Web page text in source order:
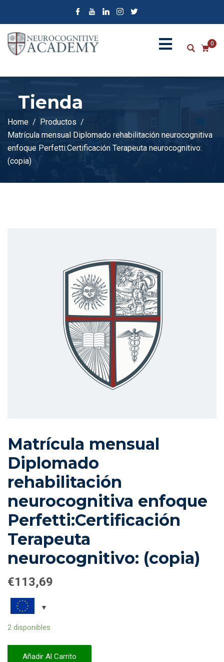
0
Tienda
Home
Productos
Matrícula mensual Diplomado rehabilitación neurocognitiva
enfoque Perfetti:Certificación Terapeuta neurocognitivo:
(copia)
Matrícula mensual
Diplomado
rehabilitación
neurocognitiva enfoque
Perfetti:Certificación
Terapeuta
neurocognitivo: (copia)
€113,69
2 disponibles
Añadir Al Carrito